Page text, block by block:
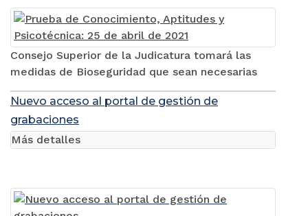
Consejo Superior de la Judicatura tomará las
medidas de Bioseguridad que sean necesarias
Nuevo acceso al portal de gestión de
grabaciones
Más detalles